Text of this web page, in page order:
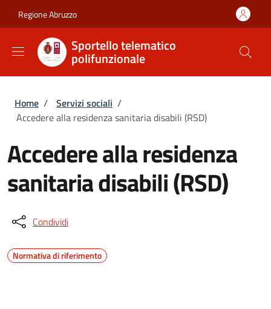
Regione Abruzzo
Sportello telematico
polifunzionale
Briciole di pane
Home / Servizi sociali /
Accedere alla residenza sanitaria disabili (RSD)
Accedere alla residenza
sanitaria disabili (RSD)
Condividi
Normativa di riferimento